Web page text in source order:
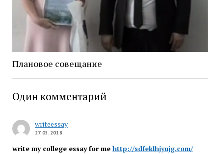
Плановое совещание
Один комментарий
writeessay
27.05.2018
write my college essay for me http://sdfeklhjyujg.com/